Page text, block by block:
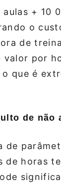
aulas + 10
o
de
valor por
que é
de não
de
de horas